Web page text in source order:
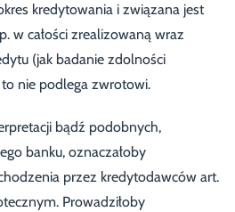
kredytowania i związana jest
w całości zrealizowaną wraz
(jak badanie zdolności
nie podlega zwrotowi.
bądź podobnych,
banku, oznaczałoby
przez kredytodawców art.
Prowadziłoby